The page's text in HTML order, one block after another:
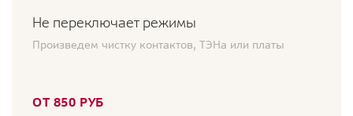
Не переключает режимы
Произведем чистку контактов, ТЭНа или платы
ОТ 850 РУБ